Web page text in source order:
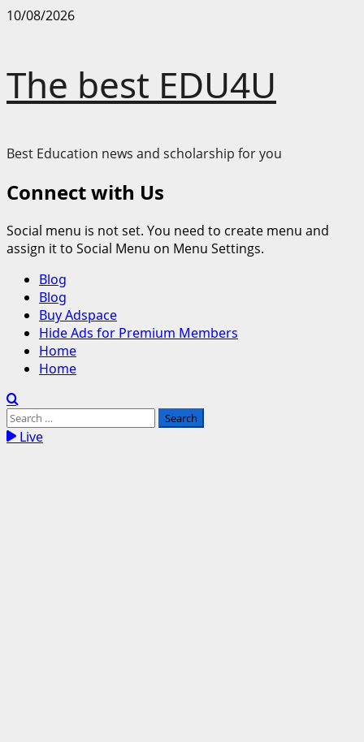
Skip
10/08/2026
The best EDU4U
Best Education news and scholarship for you
Connect with Us
Social menu is not set. You need to create menu and
assign it to Social Menu on Menu Settings.
Primary
Menu
Blog
Blog
Buy Adspace
Hide Ads for Premium Members
Home
Home
Search
for:Live